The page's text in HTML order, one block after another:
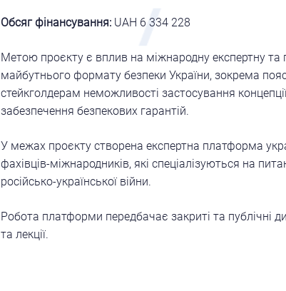
Обсяг фінансування: UAH 6 334 228
Метою проєкту є вплив на міжнародну експертну та
майбутнього формату безпеки України, зокрема
стейкголдерам неможливості застосування
забезпечення безпекових гарантій.
У межах проєкту створена експертна платформа
фахівців-міжнародників, які спеціалізуються на
російсько-української війни.
Робота платформи передбачає закриті та публічні
та лекції.